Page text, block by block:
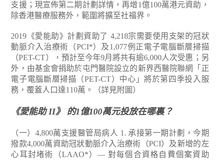
支援；現宣佈第二期計劃詳情，再增1億100萬港元資助，
除香港醫療服務外，範圍將擴至社福界。
2019《愛能助》計劃資助了 4,218宗需要使用支架的冠狀
動脈介入治療術（PCI*）及1,077例正電子電腦斷層掃描
（PET-CT），預計至今年9月將共有逾6,000人次受惠；另
外，由基金會捐助於屯門醫院設立的新界西醫院聯網「正
電子電腦斷層掃描（PET-CT）中心」將於第四季投入服
務，覆蓋人口達110萬。（詳見附圖）
《愛能助 II》 的1億100萬元投放在哪裏？
（一）4,800萬支援醫管局病人 1. 承接第一期計劃，今期
撥款4,000萬資助冠狀動脈介入治療術（PCI）及新增的左
心耳封堵術（LAAO*）— 對每個合資格自費個案資助